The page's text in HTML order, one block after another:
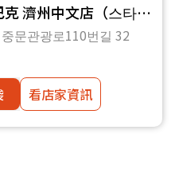
濟州中文店（스타벅
）문관광로110번길 32
看店家資訊